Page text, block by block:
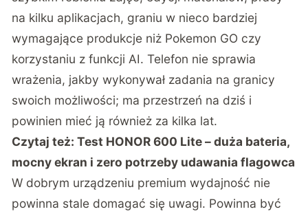
na kilku aplikacjach, graniu w nieco bardziej
wymagające produkcje niż Pokemon GO czy
korzystaniu z funkcji AI. Telefon nie sprawia
wrażenia, jakby wykonywał zadania na granicy
swoich możliwości; ma przestrzeń na dziś i
powinien mieć ją również za kilka lat.
Czytaj też:Test HONOR 600 Lite – duża bateria,
mocny ekran i zero potrzeby udawania flagowca
W dobrym urządzeniu premium wydajność nie
powinna stale domagać się uwagi. Powinna być